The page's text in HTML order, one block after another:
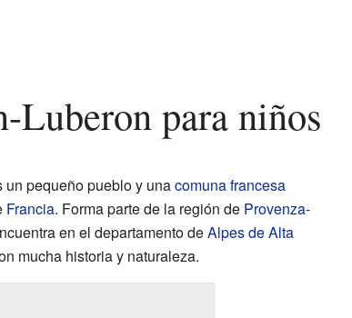
Luberon para niños
un pequeño pueblo y unacomuna francesa
Francia. Forma parte de la región de Provenza-
en el departamento deAlpes de Alta
mucha historia y naturaleza.